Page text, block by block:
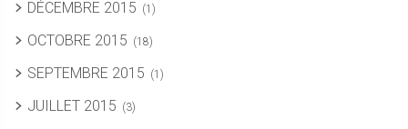
DÉCEMBRE 2015 (1)
OCTOBRE 2015 (18)
SEPTEMBRE 2015 (1)
JUILLET 2015 (3)